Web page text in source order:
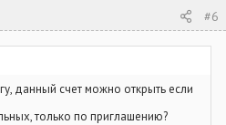
#6
данный счет можно открыть если
только по приглашению?